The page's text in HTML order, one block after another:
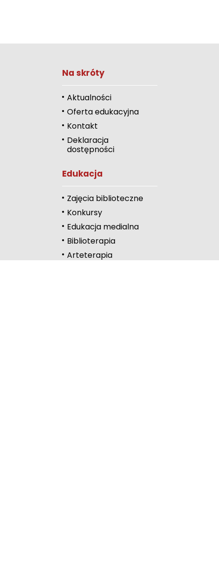
Na skróty
Aktualności
Oferta edukacyjna
Kontakt
Deklaracja
dostępności
Edukacja
Zajęcia biblioteczne
Konkursy
Edukacja medialna
Biblioterapia
Arteterapia
Duży kursor